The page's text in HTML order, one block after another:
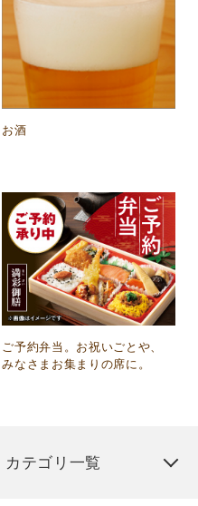
お酒
ご予約弁当。お祝いごとや、
みなさまお集まりの席に。
カテゴリ一覧